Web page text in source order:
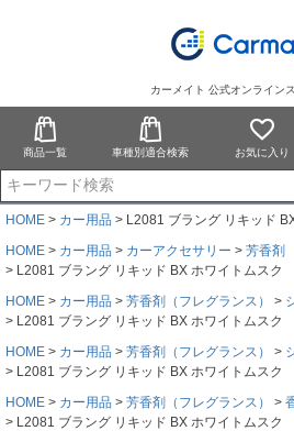
カーメイト 公式オンライン
商品一覧 車種別適合検索 お気に入り
HOME カー用品
L2081 ブラング リキッド
HOME
カー用品 カーアクセサリー
芳香剤
L2081 ブラング リキッド BX ホワイトムスク
HOME
カー用品 芳香剤（フレグランス）
L2081 ブラング リキッド BX ホワイトムスク
HOME
カー用品 芳香剤（フレグランス）
L2081 ブラング リキッド BX ホワイトムスク
HOME
カー用品 芳香剤（フレグランス）
L2081 ブラング リキッド BX ホワイトムスク